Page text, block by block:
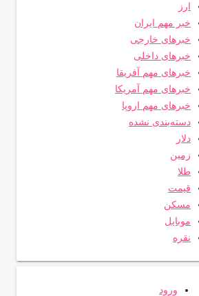
ارز
خبر مهم ایران
خبرهای خارجی
خبرهای داخلی
خبرهای مهم آفریقا
خبرهای مهم آمریکا
خبرهای مهم اروپا
دسته‌بندی نشده
دلار
زمین
طلا
قیمت
مسکن
موبایل
نقره
ورود